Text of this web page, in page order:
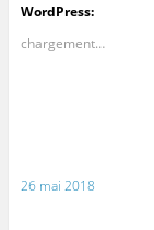
WordPress:
chargement…
26 mai 2018